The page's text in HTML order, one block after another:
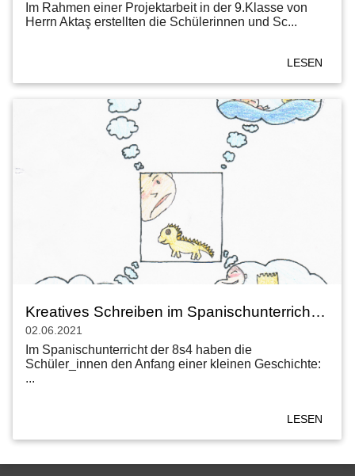
Im Rahmen einer Projektarbeit in der 9.Klasse von
Herrn Aktaş erstellten die Schülerinnen und Sc...
LESEN
Kreatives Schreiben im Spanischunterricht der 8. Klasse
02.06.2021
Im Spanischunterricht der 8s4 haben die
Schüler_innen den Anfang einer kleinen Geschichte:
...
LESEN